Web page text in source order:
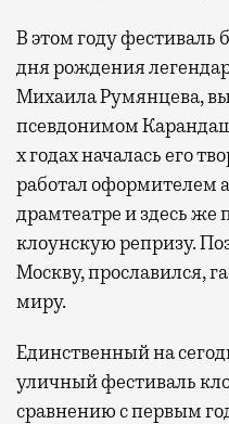
В этом году фестиваль
дня рождения
Михаила Румянцева,
псевдонимом
х годах началась его
работал оформителем
драмтеатре и здесь же
клоунскую репризу.
Москву, прославился,
миру.
Единственный на
уличный фестиваль
сравнению с первым